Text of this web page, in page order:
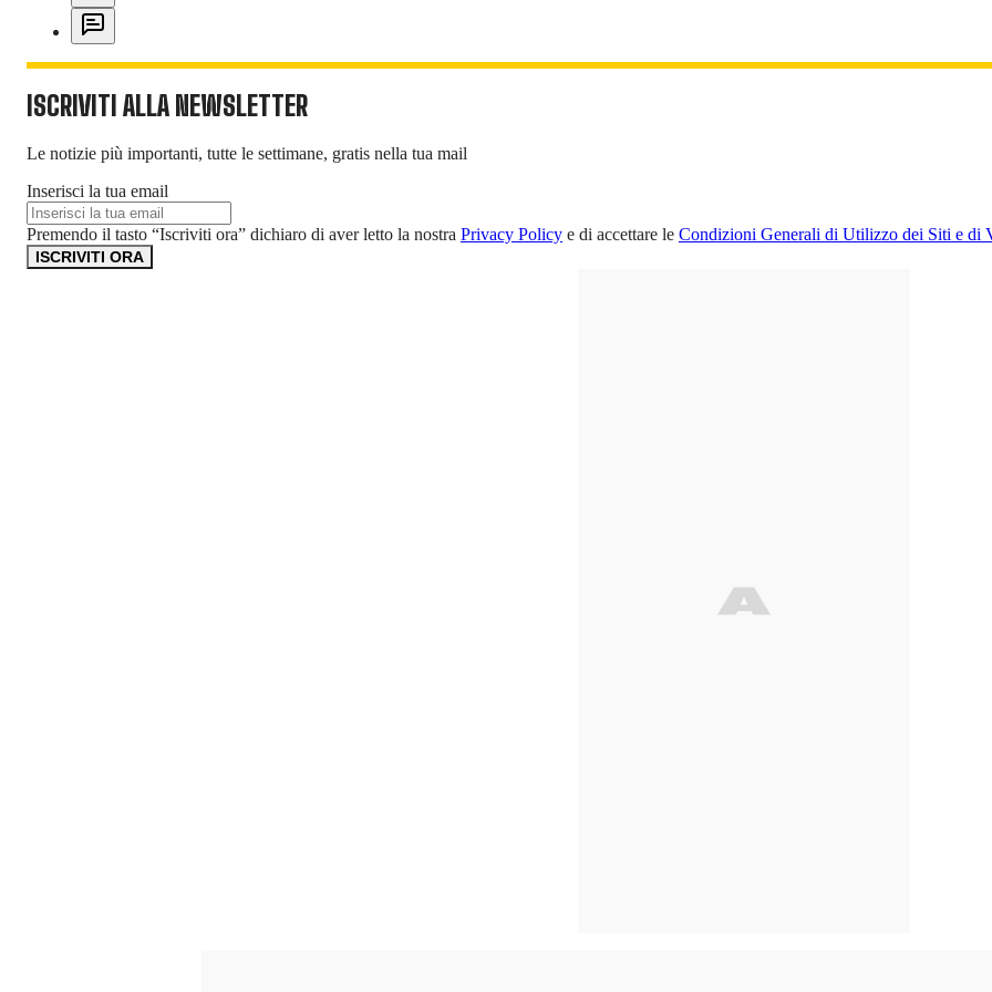
ISCRIVITI ALLA NEWSLETTER
Le notizie più importanti, tutte le settimane, gratis nella tua mail
Inserisci la tua email
Premendo il tasto “Iscriviti ora” dichiaro di aver letto la nostra Privacy Policy e di accettare le Condizioni Generali di Utilizzo dei Siti e di
ISCRIVITI ORA